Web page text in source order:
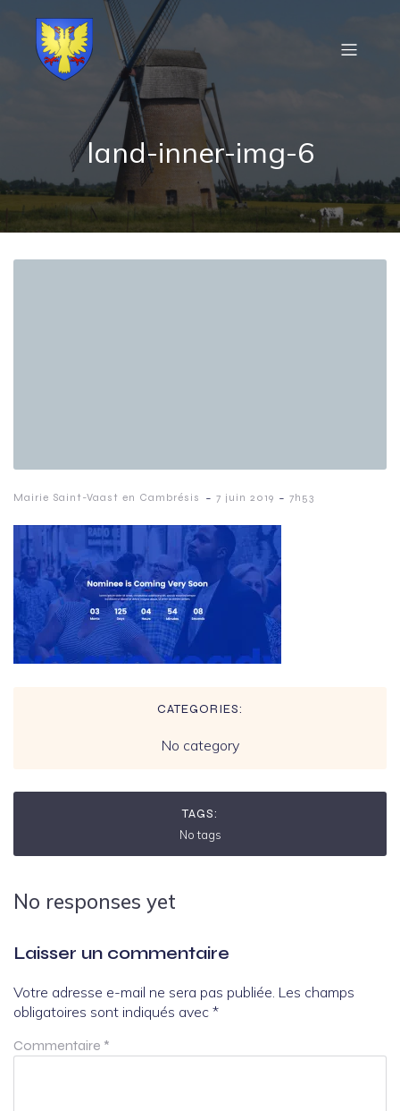
land-inner-img-6
Mairie Saint-Vaast en Cambrésis - 7 juin 2019 - 7h53
CATEGORIES:
No category
TAGS:
No tags
No responses yet
Laisser un commentaire
Votre adresse e-mail ne sera pas publiée. Les champs
obligatoires sont indiqués avec *
Commentaire *